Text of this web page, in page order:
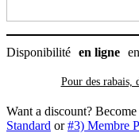
Disponibilité en ligne
Pour des rabais,
Want a discount?
Standard or#3) Membre